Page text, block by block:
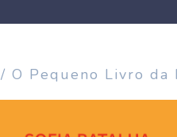
/ O Pequeno Livro da